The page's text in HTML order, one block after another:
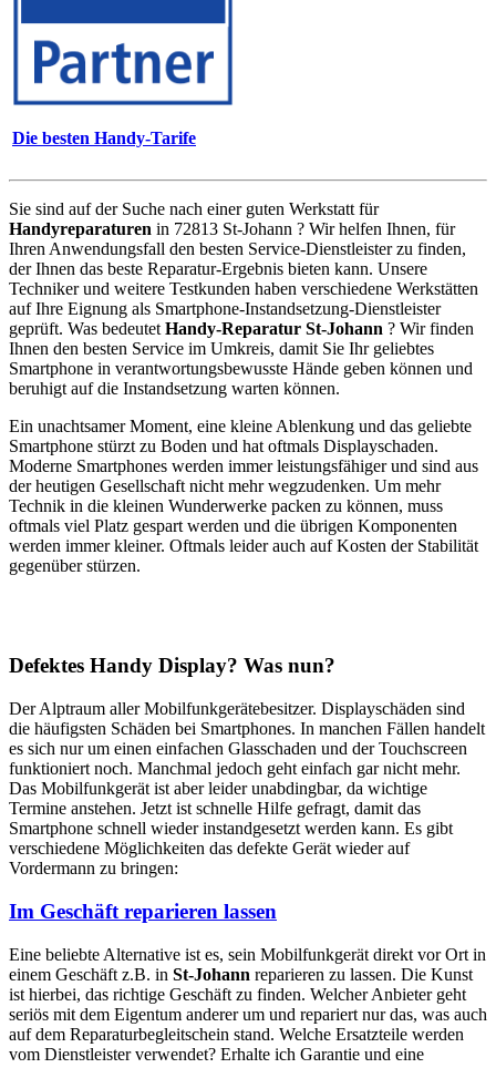
Die besten Handy-Tarife
Sie sind auf der Suche nach einer guten Werkstatt für
Handyreparaturen in 72813 St-Johann ? Wir helfen Ihnen, für
Ihren Anwendungsfall den besten Service-Dienstleister zu finden,
der Ihnen das beste Reparatur-Ergebnis bieten kann. Unsere
Techniker und weitere Testkunden haben verschiedene Werkstätten
auf Ihre Eignung als Smartphone-Instandsetzung-Dienstleister
geprüft. Was bedeutet Handy-Reparatur St-Johann ? Wir finden
Ihnen den besten Service im Umkreis, damit Sie Ihr geliebtes
Smartphone in verantwortungsbewusste Hände geben können und
beruhigt auf die Instandsetzung warten können.
Ein unachtsamer Moment, eine kleine Ablenkung und das geliebte
Smartphone stürzt zu Boden und hat oftmals Displayschaden.
Moderne Smartphones werden immer leistungsfähiger und sind aus
der heutigen Gesellschaft nicht mehr wegzudenken. Um mehr
Technik in die kleinen Wunderwerke packen zu können, muss
oftmals viel Platz gespart werden und die übrigen Komponenten
werden immer kleiner. Oftmals leider auch auf Kosten der Stabilität
gegenüber stürzen.
Defektes Handy Display? Was nun?
Der Alptraum aller Mobilfunkgerätebesitzer. Displayschäden sind
die häufigsten Schäden bei Smartphones. In manchen Fällen handelt
es sich nur um einen einfachen Glasschaden und der Touchscreen
funktioniert noch. Manchmal jedoch geht einfach gar nicht mehr.
Das Mobilfunkgerät ist aber leider unabdingbar, da wichtige
Termine anstehen. Jetzt ist schnelle Hilfe gefragt, damit das
Smartphone schnell wieder instandgesetzt werden kann. Es gibt
verschiedene Möglichkeiten das defekte Gerät wieder auf
Vordermann zu bringen:
Im Geschäft reparieren lassen
Eine beliebte Alternative ist es, sein Mobilfunkgerät direkt vor Ort in
einem Geschäft z.B. in St-Johann reparieren zu lassen. Die Kunst
ist hierbei, das richtige Geschäft zu finden. Welcher Anbieter geht
seriös mit dem Eigentum anderer um und repariert nur das, was auch
auf dem Reparaturbegleitschein stand. Welche Ersatzteile werden
vom Dienstleister verwendet? Erhalte ich Garantie und eine